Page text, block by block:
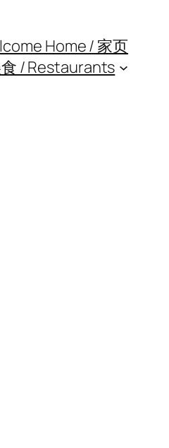
Home / 家页
/ Restaurants